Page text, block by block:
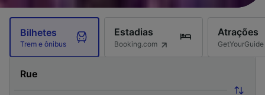
Bilhetes
Trem e ônibus
Estadias
Booking.com
Atrações
GetYourGuide